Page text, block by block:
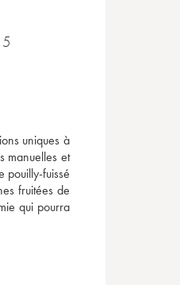
uniques à
manuelles et
pouilly-fuissé
fruitées de
qui pourra